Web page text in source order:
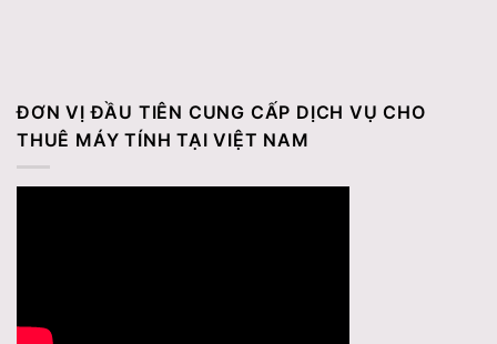
ĐƠN VỊ ĐẦU TIÊN CUNG CẤP DỊCH VỤ CHO
THUÊ MÁY TÍNH TẠI VIỆT NAM